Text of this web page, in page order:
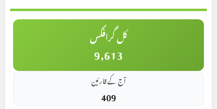
کل گرافکس
9,613
آج کے قارئین
409